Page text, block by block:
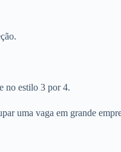
no estilo 3 por 4.
uma vaga em grande